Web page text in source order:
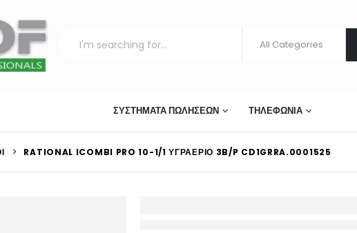
ΣΥΣΤΉΜΑΤΑ ΠΩΛΉΣΕΩΝ ΤΗΛΕΦΩΝΊΑ
RATIONAL ICOMBI PRO 10-1/1 ΥΓΡΑΈΡΙΟ 3B/P CD1GRRA.0001525